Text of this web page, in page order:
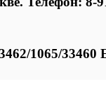
1065/33460